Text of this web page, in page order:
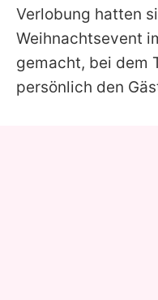
Verlobung hatten
Weihnachtsevent
gemacht, bei dem
persönlich den